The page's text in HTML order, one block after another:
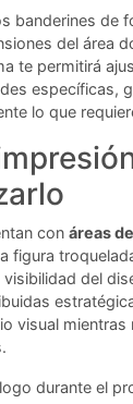
banderines de
del área
te permitirá
específicas,
lo que
con áreas
figura
del
visual mientras
durante el